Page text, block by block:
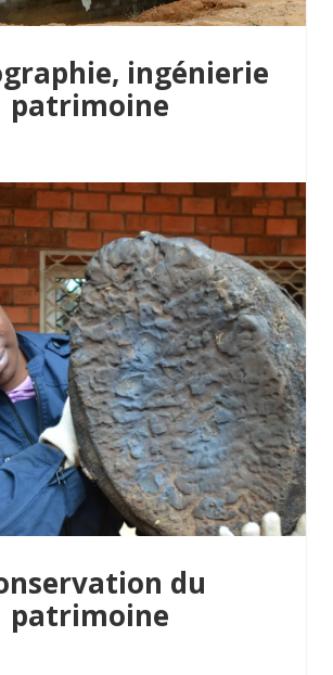
ingénierie
patrimoine
du
patrimoine